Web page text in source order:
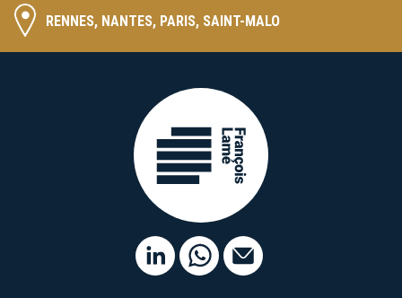
RENNES, NANTES, PARIS, SAINT-MALO